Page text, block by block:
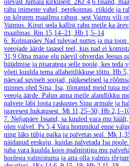
olevast Jumala kirkusest. 2Kr 4,6 Issand,
rahu inimeste vahel, perekonnas, riikide ja
on kõrgem maailma rahust, sest Vaimu vili
Vaimus. Kingi seda kallist rahu meile ka
maailmas. Rm 15,14–21; Hb 1,5–14
6. Kolmapäev Nad tulevad nuttes ja ma
veeojade äärde tasasel teel, kus nad ei
31,9 Oma maise elu päevil ohverdas Jeesus
hüüdmise ja pisaratega selle poole, kes teda
võeti kuulda tema allaheitlikkuse tõttu. Hb
päevad suviselt soojad, päikeselised ja
minnes oled Sina, Isa, tõotanud meid tuua
veeoja äärde. Palun anna meile alandlikku
palvete läbi loota raskustes Sinu armule ja
igavesest hukatusest. Mt 11,25–30; Hb
7. Neljapäev Issand, sa kuuled vara mu
olen valvel. Ps 5,4 Vara hommikul enne
ning läks tühja paika ja palvetas seal. Mk
näidanud eeskuju, kuidas palvetada Isa
juba vara kuulda koos psalmistiga mu
hoolega valmistuma ja aita olla valmis